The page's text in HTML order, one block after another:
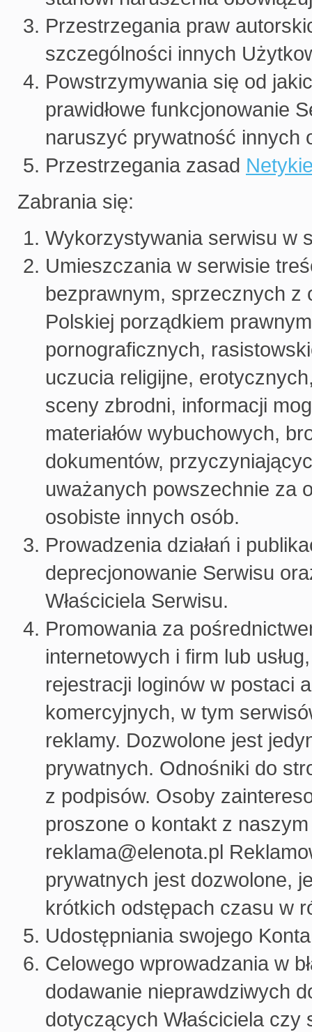
Przestrzegania praw
szczególności innych
Powstrzymywania się od
prawidłowe funkcjonowanie
naruszyć prywatność innych
Przestrzegania zasad
Zabrania się:
Wykorzystywania serwisu w
Umieszczania w serwisie
bezprawnym, sprzecznych z
Polskiej porządkiem
pornograficznych,
uczucia religijne,
sceny zbrodni, informacji
materiałów wybuchowych,
dokumentów,
uważanych powszechnie za
osobiste innych osób.
Prowadzenia działań i
deprecjonowanie Serwisu
Właściciela Serwisu.
Promowania za
internetowych i firm lub
rejestracji loginów w postaci
komercyjnych, w tym
reklamy. Dozwolone jest
prywatnych. Odnośniki do
z podpisów. Osoby
proszone o kontakt z
reklama@elenota.pl
prywatnych jest dozwolone,
krótkich odstępach czasu w
Udostępniania swojego
Celowego wprowadzania w
dodawanie nieprawdziwych
dotyczących Właściciela